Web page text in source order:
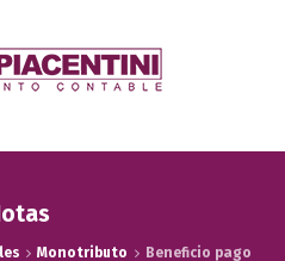
Monotributo
Beneficio pago